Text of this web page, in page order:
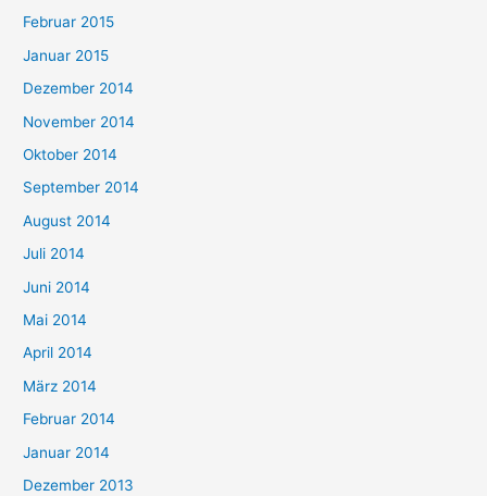
Februar 2015
Januar 2015
Dezember 2014
November 2014
Oktober 2014
September 2014
August 2014
Juli 2014
Juni 2014
Mai 2014
April 2014
März 2014
Februar 2014
Januar 2014
Dezember 2013